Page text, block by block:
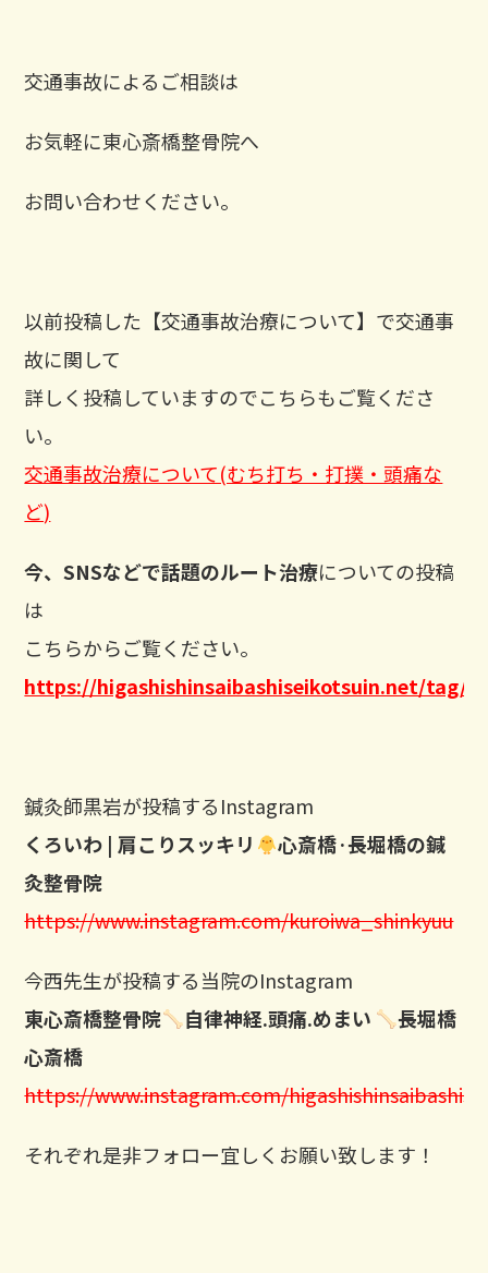
交通事故によるご相談は
お気軽に東心斎橋整骨院へ
お問い合わせください。
以前投稿した【交通事故治療について】で交通事
故に関して
詳しく投稿していますのでこちらもご覧くださ
い。
交通事故治療について(むち打ち・打撲・頭痛な
ど)
今、SNSなどで話題のルート治療についての投稿
は
こちらからご覧ください。
https://higashishinsaibashiseikotsuin.net/tag/
鍼灸師黒岩が投稿するInstagram
くろいわ | 肩こりスッキリ
心斎橋·長堀橋の鍼
灸整骨院
https://www.instagram.com/kuroiwa_shinkyuu
今西先生が投稿する当院のInstagram
東心斎橋整骨院
自律神経.頭痛.めまい
長堀橋
心斎橋
https://www.instagram.com/
それぞれ是非フォロー宜しくお願い致します！